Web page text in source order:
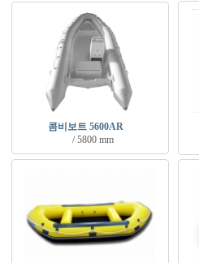
콤비보트 5600AR
/ 5800 mm